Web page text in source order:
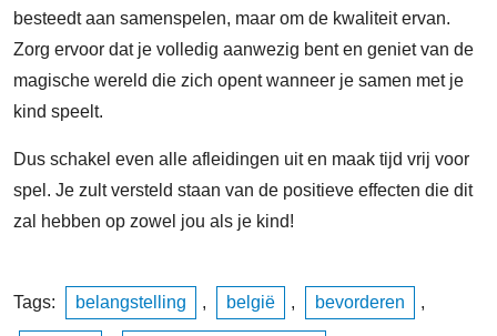
besteedt aan samenspelen, maar om de kwaliteit ervan.
Zorg ervoor dat je volledig aanwezig bent en geniet van de
magische wereld die zich opent wanneer je samen met je
kind speelt.
Dus schakel even alle afleidingen uit en maak tijd vrij voor
spel. Je zult versteld staan ​​van de positieve effecten die dit
zal hebben op zowel jou als je kind!
Tags: belangstelling , belgië , bevorderen ,